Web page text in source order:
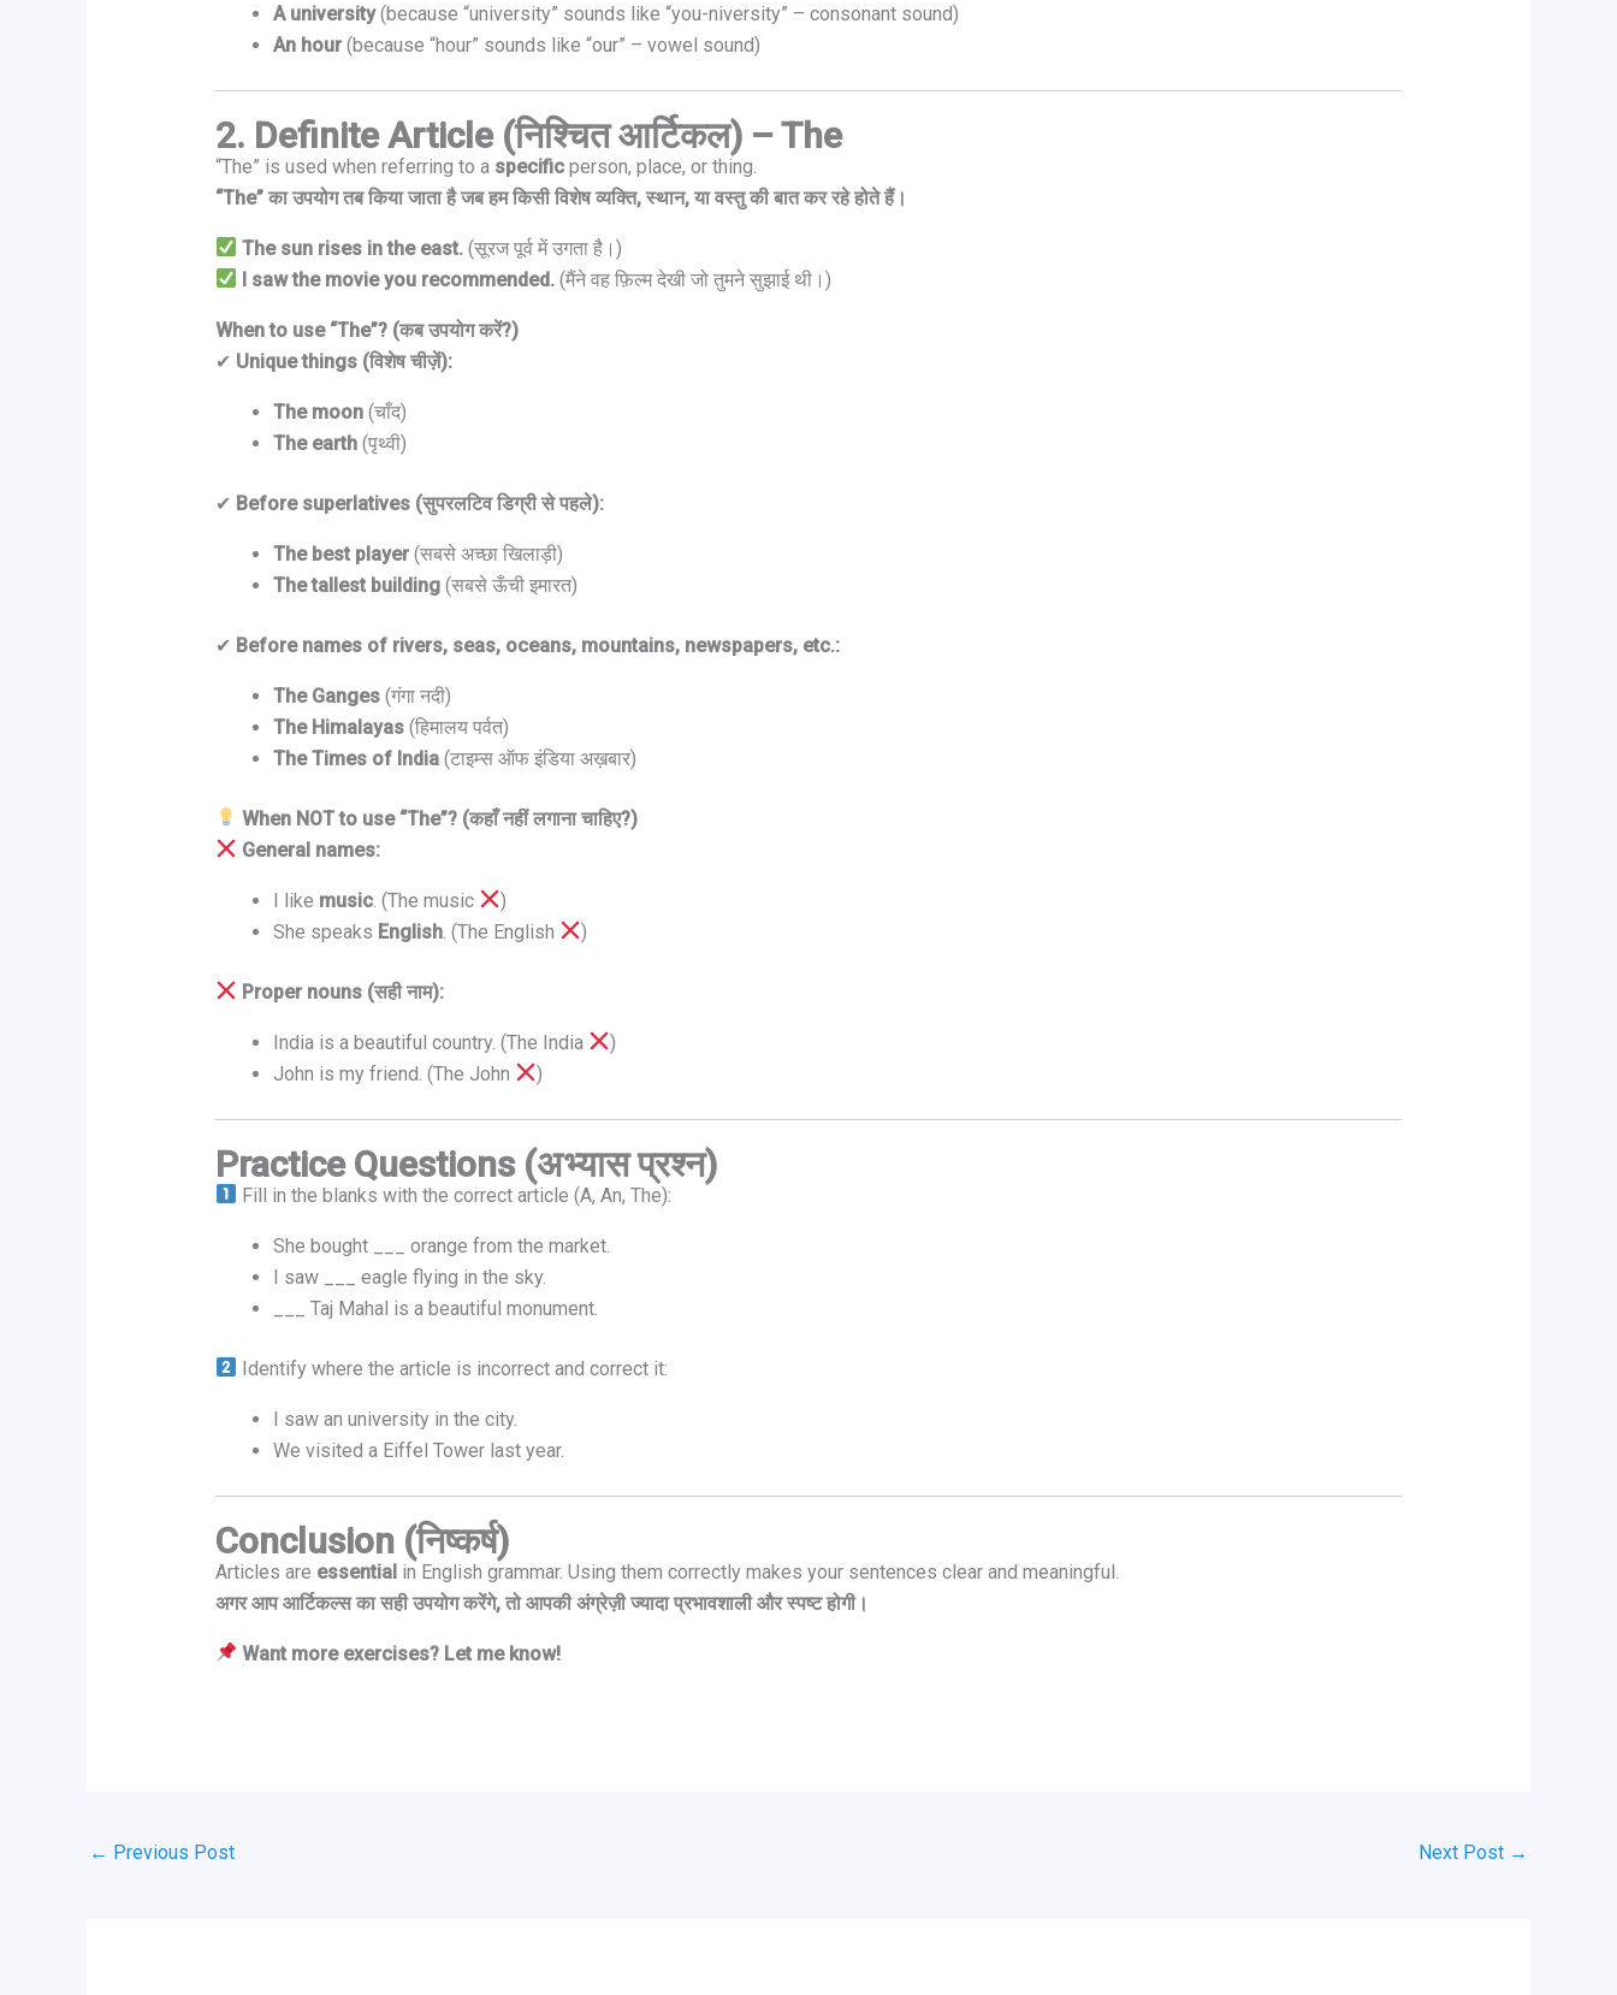
A university(because “university” sounds like “you-niversity” – consonant sound)
An hour(because “hour” sounds like “our” – vowel sound)
2. Definite Article (निश्चित आर्टिकल) – The
“The” is used when referring to a specificperson, place, or thing.
“The” का उपयोग तब किया जाता है जब हम किसी विशेष व्यक्ति, स्थान, या वस्तु की बात कर रहे होते हैं।
The sun rises in the east.(सूरज पूर्व में उगता है।)
I saw the movie you recommended.(मैंने वह फ़िल्म देखी जो तुमने सुझाई थी।)
When to use “The”? (कब उपयोग करें?)
✔ Unique things (विशेष चीज़ें):
The moon(चाँद)
The earth(पृथ्वी)
✔ Before superlatives (सुपरलटिव डिग्री से पहले):
The best player(सबसे अच्छा खिलाड़ी)
The tallest building(सबसे ऊँची इमारत)
✔ Before names of rivers, seas, oceans, mountains, newspapers, etc.:
The Ganges(गंगा नदी)
The Himalayas(हिमालय पर्वत)
The Times of India(टाइम्स ऑफ इंडिया अख़बार)
When NOT to use “The”? (कहाँ नहीं लगाना चाहिए?)
General names:
I like music. (The music
)
She speaks English. (The English )
Proper nouns (सही नाम):
India is a beautiful country. (The India
)
John is my friend. (The John
)
Practice Questions (अभ्यास प्रश्न)
Fill in the blanks with the correct article (A, An, The):
She bought ___ orange from the market.
I saw ___ eagle flying in the sky.
___ Taj Mahal is a beautiful monument.
Identify where the article is incorrect and correct it:
I saw an university in the city.
We visited a Eiffel Tower last year.
Conclusion (निष्कर्ष)
Articles are essentialin English grammar. Using them correctly makes your sentences clear and meaningful.
अगर आप आर्टिकल्स का सही उपयोग करेंगे, तो आपकी अंग्रेज़ी ज्यादा प्रभावशाली और स्पष्ट होगी।
Want more exercises? Let me know!
← Previous Post Next Post →